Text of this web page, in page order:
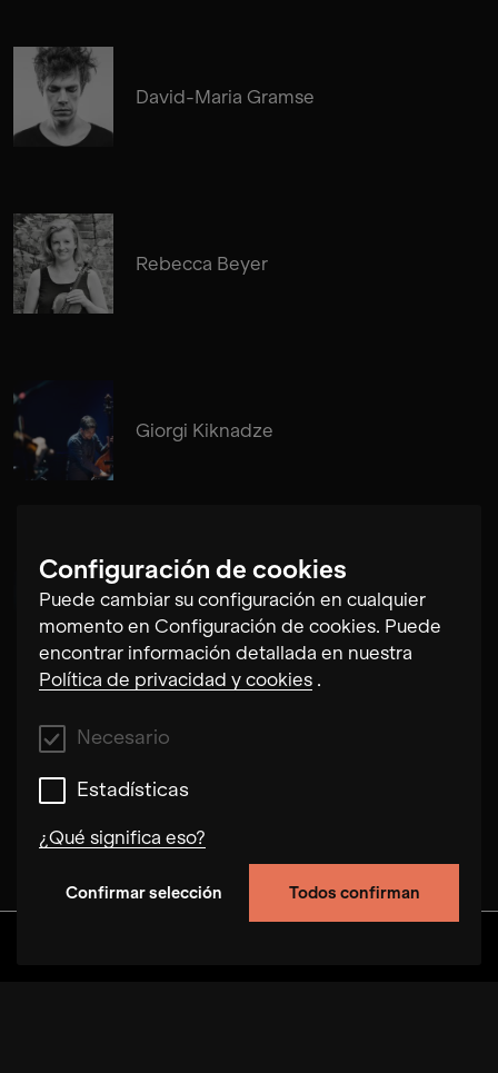
Configuración de cookies
Puede cambiar su configuración en cualquier
momento en Configuración de cookies. Puede
encontrar información detallada en nuestra
Política de privacidad y cookies .
Necesario
Estadísticas
¿Qué significa eso?
Confirmar selección Todos confirman
David-Maria Gramse
Rebecca Beyer
Giorgi Kiknadze
Andreas Arend